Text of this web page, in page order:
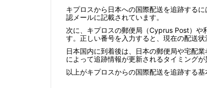
キプロスから日本への国際配送を追跡する
認メールに記載されています。
次に、キプロスの郵便局（Cyprus Post）や
す。正しい番号を入力すると、現在の配送
日本国内に到着後は、日本の郵便局や宅配
によって追跡情報が更新されるタイミング
以上がキプロスからの国際配送を追跡する